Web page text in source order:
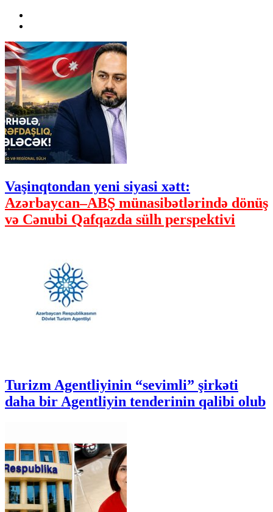
Vaşinqtondan yeni siyasi xətt:
Azərbaycan–ABŞ münasibətlərində dönüş
və Cənubi Qafqazda sülh perspektivi
Turizm Agentliyinin “sevimli” şirkəti
daha bir Agentliyin tenderinin qalibi olub